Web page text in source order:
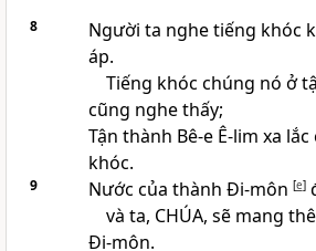
8
Người ta nghe tiếng khóc
áp.
Tiếng khóc chúng nó ở
cũng nghe thấy;
Tận thành Bê-e Ê-lim xa
khóc.
9 Nước của thành Đi-môn [e]
và ta, CHÚA, sẽ mang
Đi-môn.